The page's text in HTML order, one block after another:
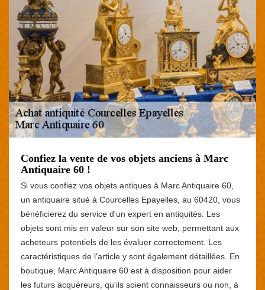
Confiez la vente de vos objets anciens à Marc
Antiquaire 60 !
Si vous confiez vos objets antiques à Marc Antiquaire 60,
un antiquaire situé à Courcelles Epayelles, au 60420, vous
bénéficierez du service d'un expert en antiquités. Les
objets sont mis en valeur sur son site web, permettant aux
acheteurs potentiels de les évaluer correctement. Les
caractéristiques de l'article y sont également détaillées. En
boutique, Marc Antiquaire 60 est à disposition pour aider
les futurs acquéreurs, qu'ils soient connaisseurs ou non, à